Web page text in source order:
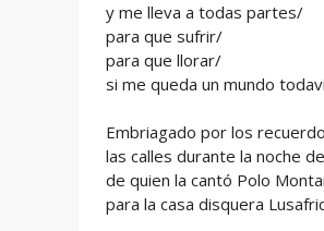
y me lleva a todas partes/
para que sufrir/
para que llorar/
si me queda un mundo
Embriagado por los
las calles durante la noche
de quien la cantó Polo
para la casa disquera